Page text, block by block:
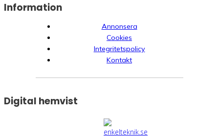
Information
Annonsera
Cookies
Integritetspolicy
Kontakt
Digital hemvist